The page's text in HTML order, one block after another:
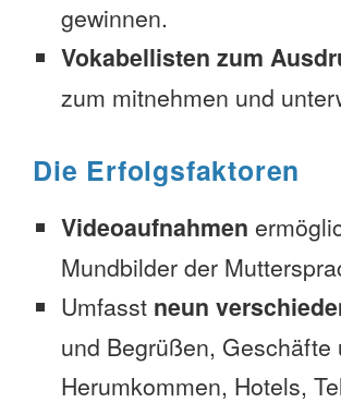
gewinnen.
Vokabellisten zum
zum mitnehmen und
Die Erfolgsfaktoren
Videoaufnahmen
Mundbilder der
Umfasst neun
und Begrüßen, Geschäfte
Herumkommen, Hotels,